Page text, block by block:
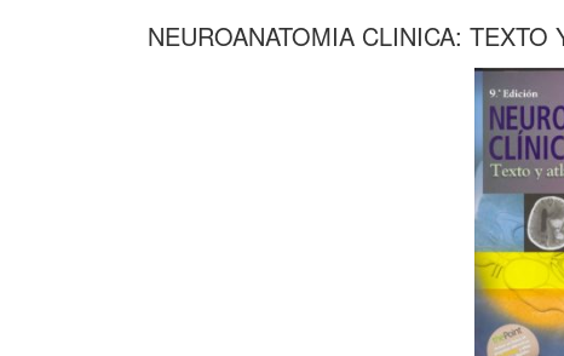
NEUROANATOMIA CLINICA: